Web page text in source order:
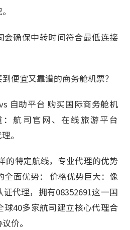
会确保中转时间符合最低连接
便宜又靠谱的商务舱机票？
自助平台 购买国际商务舱机
航司官网、在线旅游平台
。
的特定航线，专业代理的优势
全面优势： 价格优势巨大：像
代理，拥有08352691这一国
球40多家航司建立核心代理合
价。